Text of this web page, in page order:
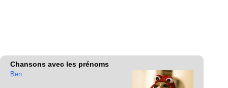
Chansons avec les prénoms
Ben